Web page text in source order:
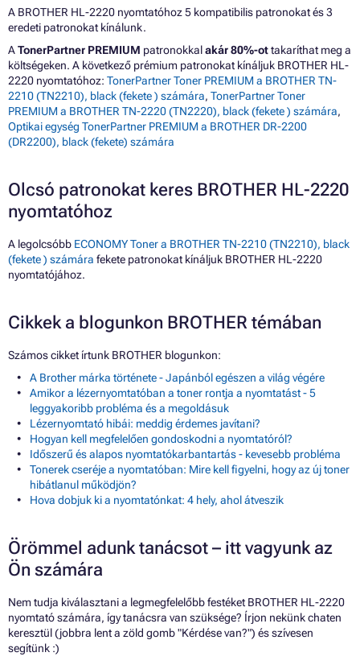
A BROTHER HL-2220 nyomtatóhoz 5 kompatibilis patronokat és 3
eredeti patronokat kínálunk.
ATonerPartner PREMIUM patronokkalakár 80%-ottakaríthat meg a
költségeken. A következő prémium patronokat kínáljuk BROTHER HL-
2220 nyomtatóhoz: TonerPartner Toner PREMIUM a BROTHER TN-
2210 (TN2210), black (fekete ) számára, TonerPartner Toner
PREMIUM a BROTHER TN-2220 (TN2220), black (fekete ) számára,
Optikai egység TonerPartner PREMIUM a BROTHER DR-2200
(DR2200), black (fekete) számára
Olcsó patronokat keres BROTHER HL-2220
nyomtatóhoz
A legolcsóbb ECONOMY Toner a BROTHER TN-2210 (TN2210), black
(fekete ) számára fekete patronokat kínáljuk BROTHER HL-2220
nyomtatójához.
Cikkek a blogunkon BROTHER témában
Számos cikket írtunk BROTHER blogunkon:
A Brother márka története - Japánból egészen a világ végére
Amikor a lézernyomtatóban a toner rontja a nyomtatást - 5
leggyakoribb probléma és a megoldásuk
Lézernyomtató hibái: meddig érdemes javítani?
Hogyan kell megfelelően gondoskodni a nyomtatóról?
Időszerű és alapos nyomtatókarbantartás - kevesebb probléma
Tonerek cseréje a nyomtatóban: Mire kell figyelni, hogy az új toner
hibátlanul működjön?
Hova dobjuk ki a nyomtatónkat: 4 hely, ahol átveszik
Örömmel adunk tanácsot – itt vagyunk az
Ön számára
Nem tudja kiválasztani a legmegfelelőbb festéket BROTHER HL-2220
nyomtató számára, így tanácsra van szüksége? Írjon nekünk chaten
keresztül (jobbra lent a zöld gomb "Kérdése van?") és szívesen
segítünk :)